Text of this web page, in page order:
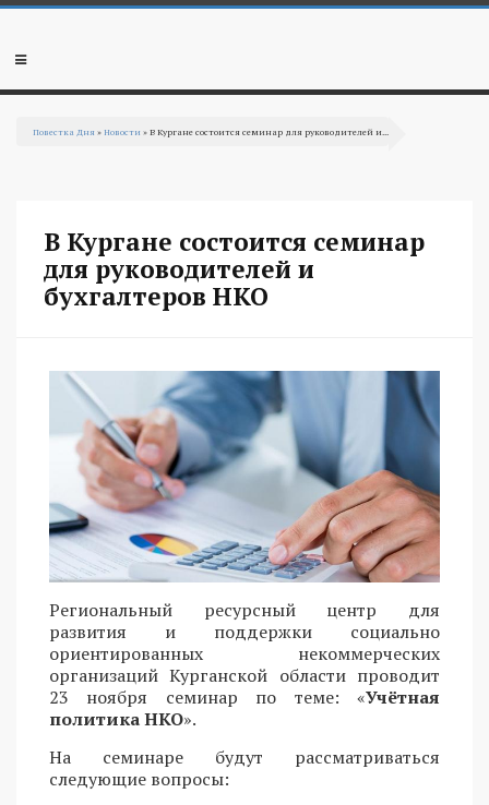
Перейти к основному содержанию
Мобильное
Повестка Дня »Новости » В Кургане состоится семинар для руководителей и...
В Кургане состоится семинар
для руководителей и
бухгалтеров НКО
Региональный ресурсный центр для
развития и поддержки социально
ориентированных некоммерческих
организаций Курганской области проводит
23 ноября семинар по теме: «Учётная
политика НКО».
На семинаре будут рассматриваться
следующие вопросы: